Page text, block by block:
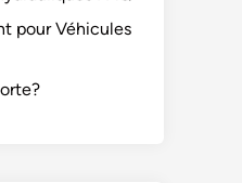
pour Véhicules